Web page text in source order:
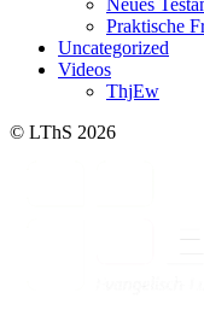
Neues
Praktische
Uncategorized
Videos
ThjEw
© LThS 2026